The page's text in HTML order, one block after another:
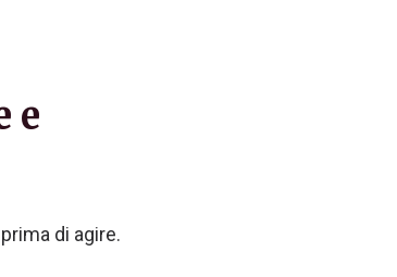
e
di agire.